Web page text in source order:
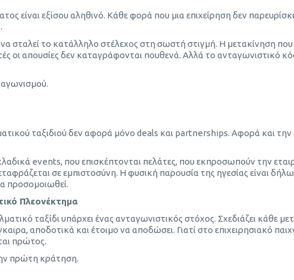
είναι εξίσου αληθινό. Κάθε φορά που μια επιχείρηση δεν
σταλεί το κατάλληλο στέλεχος στη σωστή στιγμή. Η μετακίνηση που
οι απουσίες δεν καταγράφονται πουθενά. Αλλά το ανταγωνιστικό
ταξιδιού δεν αφορά μόνο deals και partnerships. Αφορά και την
events, που επισκέπτονται πελάτες, που εκπροσωπούν την
σε εμπιστοσύνη. Η φυσική παρουσία της ηγεσίας είναι
προσομοιωθεί.
Πλεονέκτημα
ταξίδι υπάρχει ένας ανταγωνιστικός στόχος. Σχεδιάζει κάθε
αποδοτικά και έτοιμο να αποδώσει. Γιατί στο επιχειρησιακό
πρώτος.
πρώτη κράτηση.